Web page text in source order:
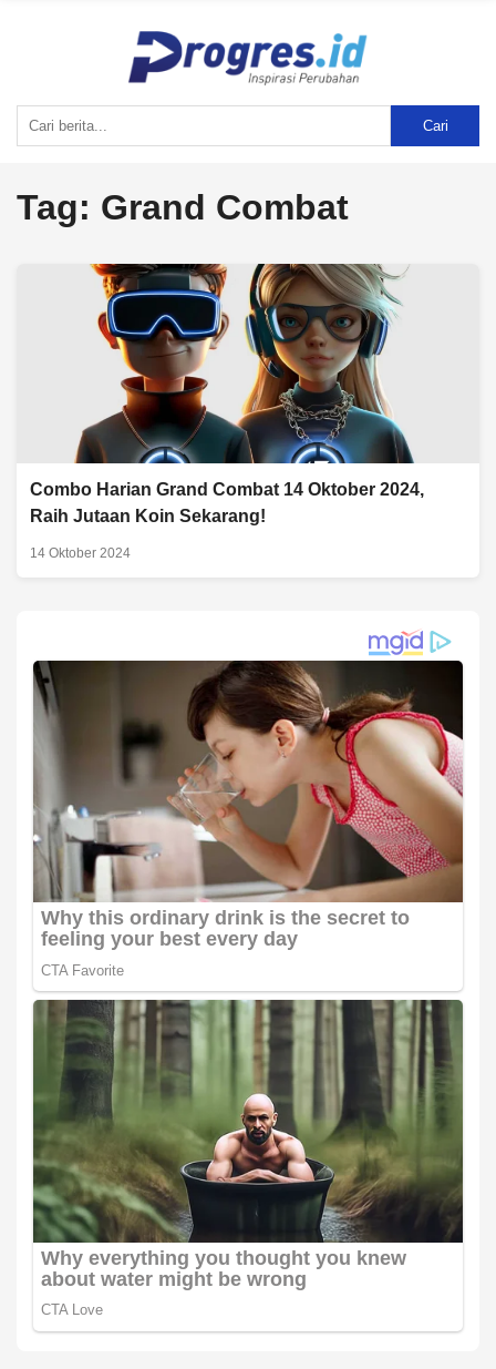
Cari
Tag: Grand Combat
Combo Harian Grand Combat 14 Oktober 2024,
Raih Jutaan Koin Sekarang!
14 Oktober 2024